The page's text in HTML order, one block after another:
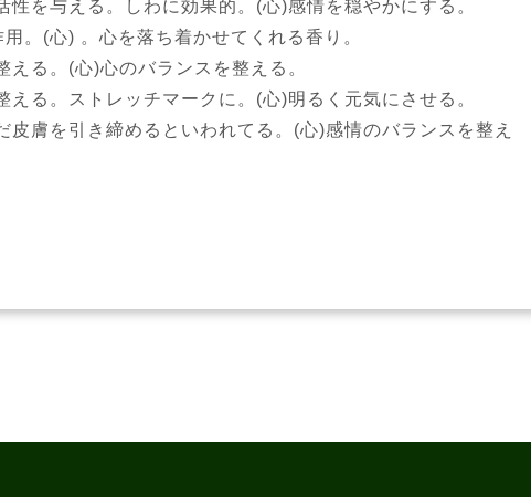
を与える。しわに効果的。(心)感情を穏やかにする。
。(心) 。心を落ち着かせてくれる香り。
る。(心)心のバランスを整える。
る。ストレッチマークに。(心)明るく元気にさせる。
膚を引き締めるといわれてる。(心)感情のバランスを整え